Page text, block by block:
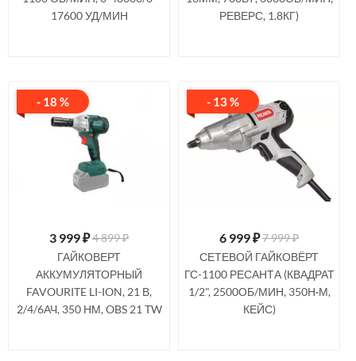
17600 УД/МИН
РЕВЕРС, 1.8КГ)
- 18 %
3 999₽4 899 ₽
ГАЙКОВЕРТ
АККУМУЛЯТОРНЫЙ
FAVOURITE LI-ION, 21 В,
2/4/6АЧ, 350 НМ, OBS 21 TW
- 13 %
6 999₽7 999 ₽
СЕТЕВОЙ ГАЙКОВЁРТ
ГС-1100 РЕСАНТА (КВАДРАТ
1/2", 2500ОБ/МИН, 350Н·М,
КЕЙС)